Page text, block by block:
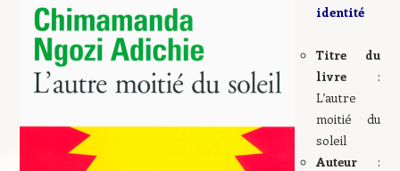
identité
Titre du
livre:
L’autre
moitié du
soleil
Auteur: